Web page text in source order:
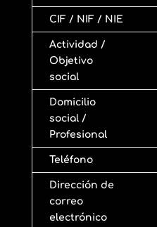
CIF / NIF / NIE
Actividad /
Objetivo
social
Domicilio
social /
Profesional
Teléfono
Dirección de
correo
electrónico